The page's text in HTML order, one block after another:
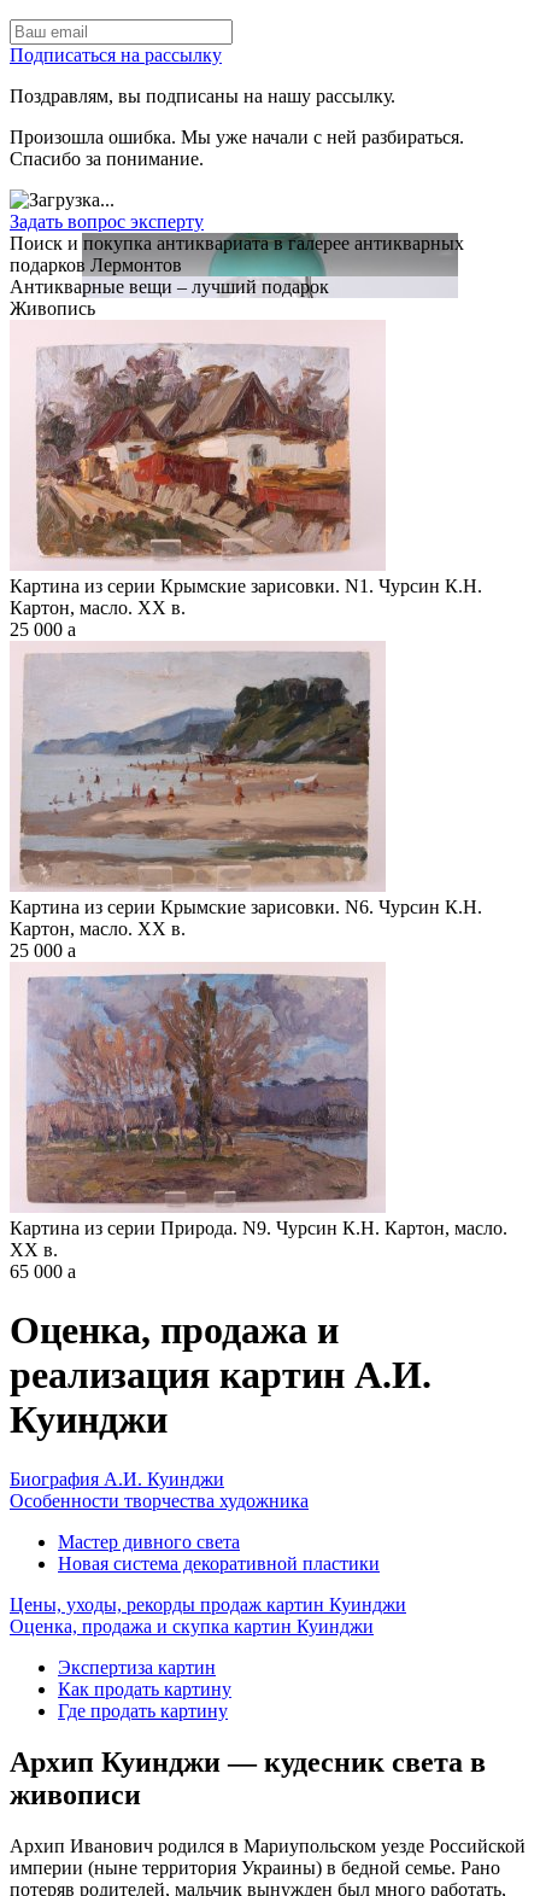
Подписаться на рассылку
Поздравлям, вы подписаны на нашу рассылку.
Произошла ошибка. Мы уже начали с ней разбираться.
Спасибо за понимание.
Задать вопрос эксперту
Поиск и покупка антиквариата в галерее антикварных
подарков Лермонтов
Антикварные вещи – лучший подарок
Живопись
Картина из серии Крымские зарисовки. N1. Чурсин К.Н.
Картон, масло. XX в.
25 000 a
Картина из серии Крымские зарисовки. N6. Чурсин К.Н.
Картон, масло. XX в.
25 000 a
Картина из серии Природа. N9. Чурсин К.Н. Картон, масло.
XX в.
65 000 a
Оценка, продажа и
реализация картин А.И.
Куинджи
Биография А.И. Куинджи
Особенности творчества художника
Мастер дивного света
Новая система декоративной пластики
Цены, уходы, рекорды продаж картин Куинджи
Оценка, продажа и скупка картин Куинджи
Экспертиза картин
Как продать картину
Где продать картину
Архип Куинджи — кудесник света в
живописи
Архип Иванович родился в Мариупольском уезде Российской
империи (ныне территория Украины) в бедной семье. Рано
потеряв родителей, мальчик вынужден был много работать,